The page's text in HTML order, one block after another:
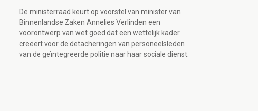
De ministerraad keurt op voorstel van minister van
Binnenlandse Zaken Annelies Verlinden een
voorontwerp van wet goed dat een wettelijk kader
creëert voor de detacheringen van personeelsleden
van de geïntegreerde politie naar haar sociale dienst.